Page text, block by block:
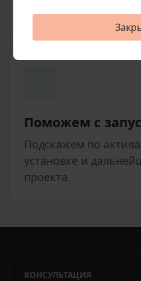
условия покупки
Поможем с
Подскажем по
установке и
проекта.
КОНСУЛЬТАЦИЯ